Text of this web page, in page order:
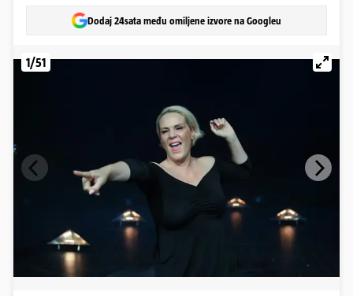
Dodaj 24sata među omiljene izvore na Googleu
1/51